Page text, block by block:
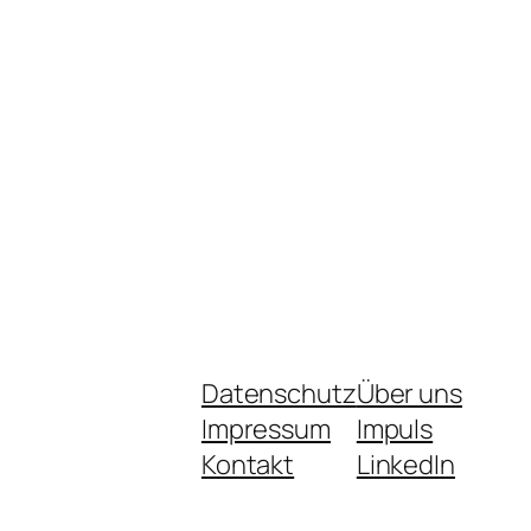
Datenschutz
Impressum
Kontakt
Über uns
Impuls
LinkedIn